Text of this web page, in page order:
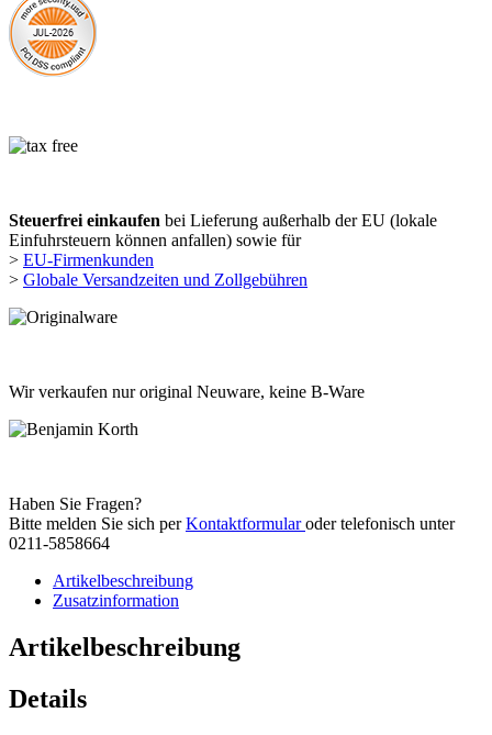
Steuerfrei einkaufen bei Lieferung außerhalb der EU (lokale
Einfuhrsteuern können anfallen) sowie für
> EU-Firmenkunden
> Globale Versandzeiten und Zollgebühren
Wir verkaufen nur original Neuware, keine B-Ware
Haben Sie Fragen?
Bitte melden Sie sich perKontaktformularoder telefonisch unter
0211-5858664
Artikelbeschreibung
Zusatzinformation
Artikelbeschreibung
Details